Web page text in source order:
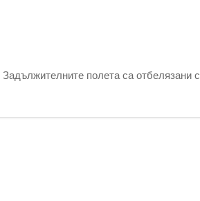
Задължителните полета са отбелязани с